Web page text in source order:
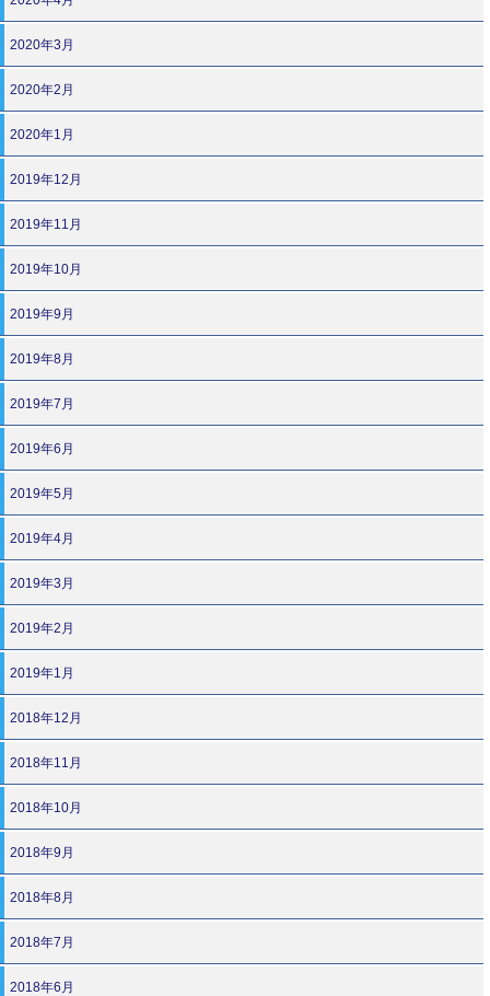
2020年3月
2020年2月
2020年1月
2019年12月
2019年11月
2019年10月
2019年9月
2019年8月
2019年7月
2019年6月
2019年5月
2019年4月
2019年3月
2019年2月
2019年1月
2018年12月
2018年11月
2018年10月
2018年9月
2018年8月
2018年7月
2018年6月